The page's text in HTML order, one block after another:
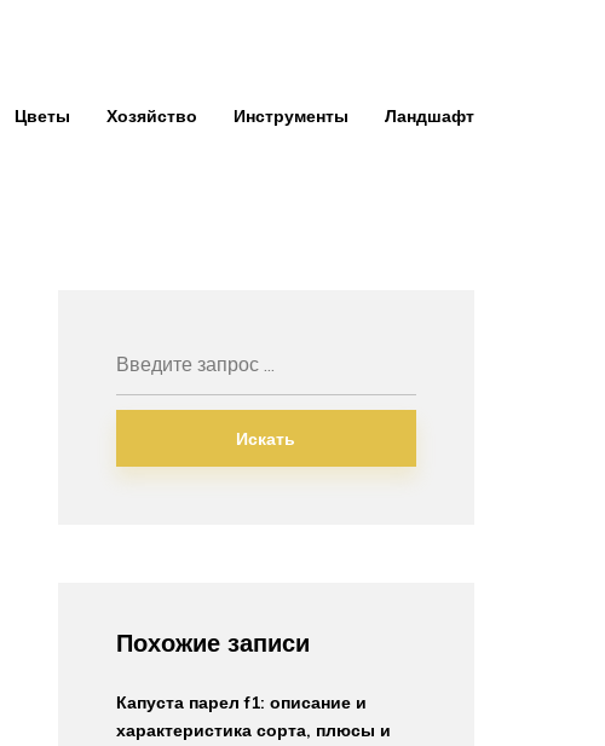
Цветы Хозяйство Инструменты Ландшафт
Искать
Похожие записи
Капуста парел f1: описание и
характеристика сорта, плюсы и